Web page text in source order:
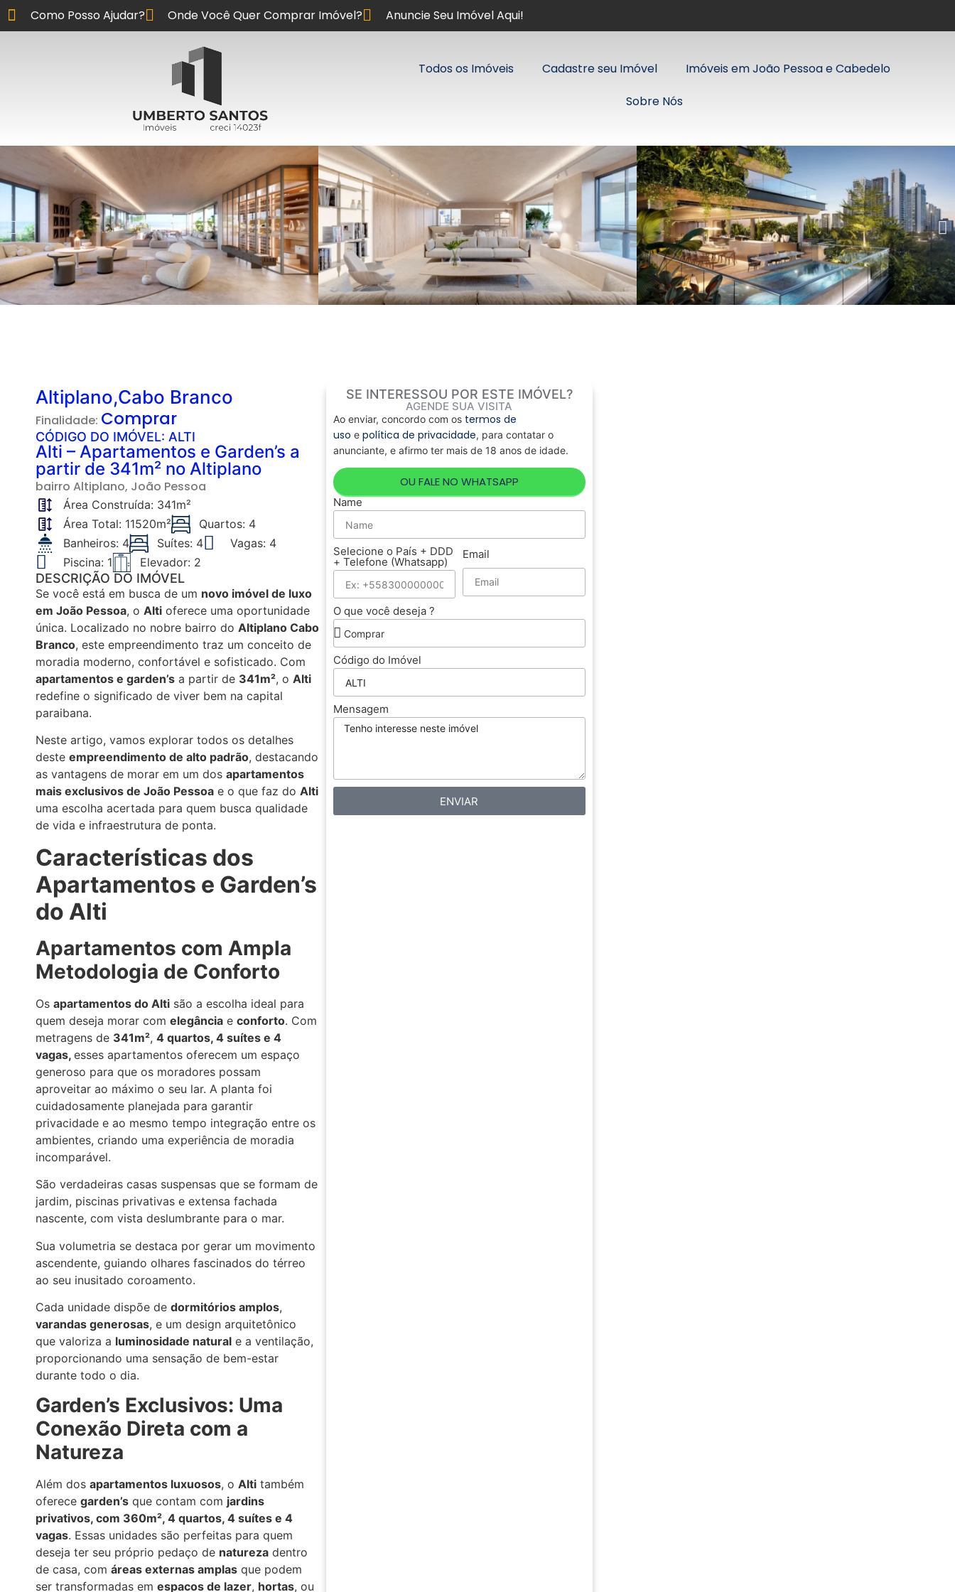
Anuncie Seu Imóvel Aqui!
Como Posso Ajudar? Onde Você Quer Comprar Imóvel?
Todos os Imóveis Cadastre seu Imóvel
Imóveis em João Pessoa e Cabedelo
Sobre Nós
Altiplano,Cabo Branco
Finalidade: Comprar
CÓDIGO DO IMÓVEL: ALTI
Alti – Apartamentos e Garden’s a
partir de 341m² no Altiplano
bairro Altiplano, João Pessoa
Área Construída: 341m²
Área Total: 11520m²
Quartos: 4
Banheiros: 4
Suítes: 4
Vagas: 4
Piscina: 1
Elevador: 2
DESCRIÇÃO DO IMÓVEL
Se você está em busca de um novo imóvel de luxo
em João Pessoa, o Alti oferece uma oportunidade
única. Localizado no nobre bairro do Altiplano Cabo
Branco, este empreendimento traz um conceito de
moradia moderno, confortável e sofisticado. Com
apartamentos e garden’s a partir de 341m², o Alti
redefine o significado de viver bem na capital
paraibana.
Neste artigo, vamos explorar todos os detalhes
deste empreendimento de alto padrão, destacando
as vantagens de morar em um dos apartamentos
mais exclusivos de João Pessoa e o que faz do Alti
uma escolha acertada para quem busca qualidade
de vida e infraestrutura de ponta.
Características dos
Apartamentos e Garden’s
do Alti
Apartamentos com Ampla
Metodologia de Conforto
Os apartamentos do Alti são a escolha ideal para
quem deseja morar com elegância e conforto. Com
metragens de 341m², 4 quartos, 4 suítes e 4
vagas, esses apartamentos oferecem um espaço
generoso para que os moradores possam
aproveitar ao máximo o seu lar. A planta foi
cuidadosamente planejada para garantir
privacidade e ao mesmo tempo integração entre os
ambientes, criando uma experiência de moradia
incomparável.
São verdadeiras casas suspensas que se formam de
jardim, piscinas privativas e extensa fachada
nascente, com vista deslumbrante para o mar.
Sua volumetria se destaca por gerar um movimento
ascendente, guiando olhares fascinados do térreo
ao seu inusitado coroamento.
Cada unidade dispõe de dormitórios amplos,
varandas generosas, e um design arquitetônico
que valoriza a luminosidade natural e a ventilação,
proporcionando uma sensação de bem-estar
durante todo o dia.
Garden’s Exclusivos: Uma
Conexão Direta com a
Natureza
Além dos apartamentos luxuosos, o Alti também
oferece garden’s que contam com jardins
privativos, com 360m², 4 quartos, 4 suítes e 4
vagas. Essas unidades são perfeitas para quem
deseja ter seu próprio pedaço de natureza dentro
de casa, com áreas externas amplas que podem
ser transformadas em espacos de lazer, hortas, ou
SE INTERESSOU POR ESTE IMÓVEL?
AGENDE SUA VISITA
Ao enviar, concordo com os termos de
uso epolítica de privacidade, para contatar o
anunciante, e afirmo ter mais de 18 anos de idade.
OU FALE NO WHATSAPP
Name
Selecione o País + DDD
+ Telefone (Whatsapp)
Email
O que você deseja ?
Código do Imóvel
Mensagem
ENVIAR